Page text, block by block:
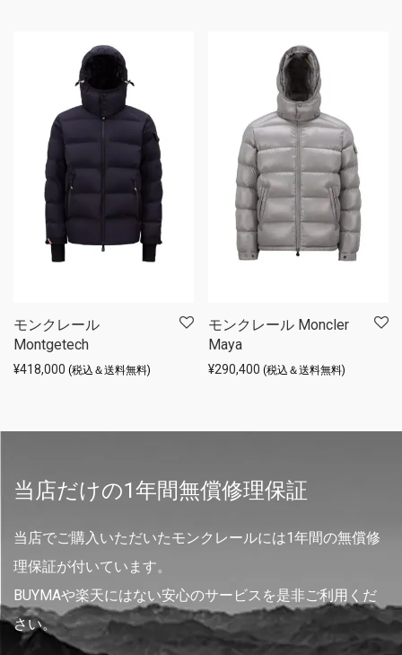
モンクレール
Montgetech
¥418,000 (税込＆送料無料)
モンクレール Moncler
Maya
¥290,400 (税込＆送料無料)
当店だけの1年間無償修理保証
当店でご購入いただいたモンクレールには1年間の無償修
理保証が付いています。
BUYMAや楽天にはない安心のサービスを是非ご利用くだ
さい。